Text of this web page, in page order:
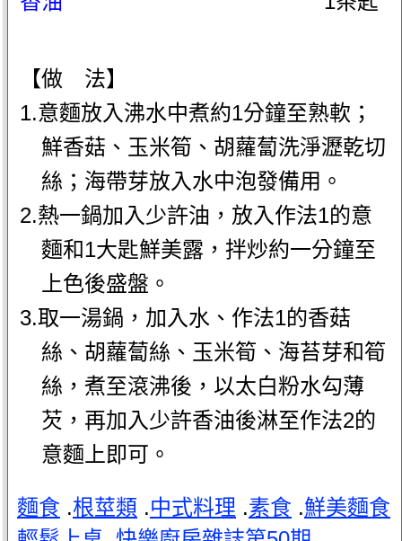
【做 法】
1.意麵放入沸水中煮約1分鐘至熟軟；
鮮香菇、玉米筍、胡蘿蔔洗淨瀝乾切
絲；海帶芽放入水中泡發備用。
2.熱一鍋加入少許油，放入作法1的意
麵和1大匙鮮美露，拌炒約一分鐘至
上色後盛盤。
3.取一湯鍋，加入水、作法1的香菇
絲、胡蘿蔔絲、玉米筍、海苔芽和筍
絲，煮至滾沸後，以太白粉水勾薄
芡，再加入少許香油後淋至作法2的
意麵上即可。
麵食 .根莖類 .中式料理 .素食 .鮮美麵食